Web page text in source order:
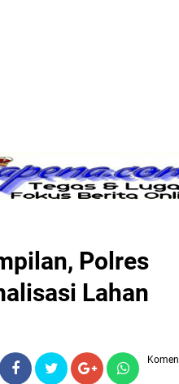
Polres
Lahan